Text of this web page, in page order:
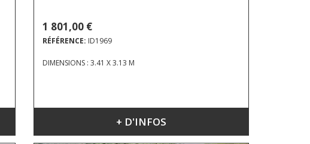
1 801,00 €
RÉFÉRENCE: ID1969
DIMENSIONS : 3.41 X 3.13 M
+ D'INFOS